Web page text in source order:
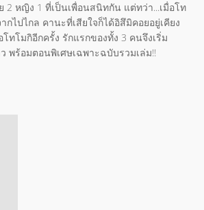
2 หญิง 1 ที่เป็นเพื่อนสนิทกัน แต่ทว่า...เมื่อโท
กไปไกล คานะที่เสียใจก็ได้อิสึมิคอยอยู่เคียง
ทโมกิอีกครั้ง รักแรกของทั้ง 3 คนจึงเริ่ม
พร้อมตอนพิเศษเฉพาะฉบับรวมเล่ม!!